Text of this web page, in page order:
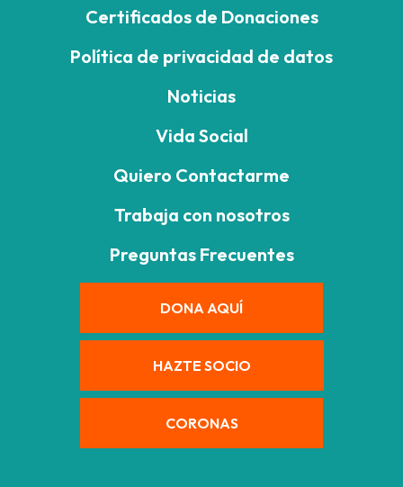
Certificados de Donaciones
Política de privacidad de datos
Noticias
Vida Social
Quiero Contactarme
Trabaja con nosotros
Preguntas Frecuentes
DONA AQUÍ
HAZTE SOCIO
CORONAS